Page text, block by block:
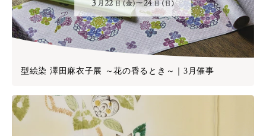
型絵染 澤田麻衣子展 ～花の香るとき～｜3月催事